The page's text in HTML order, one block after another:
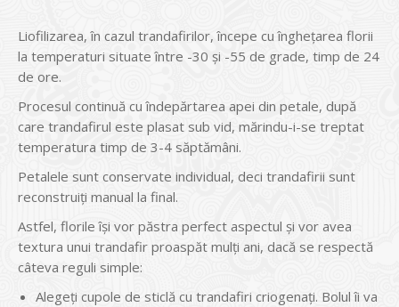
Liofilizarea, în cazul trandafirilor, începe cu îngheţarea florii
la temperaturi situate între -30 şi -55 de grade, timp de 24
de ore.
Procesul continuă cu îndepărtarea apei din petale, după
care trandafirul este plasat sub vid, mărindu-i-se treptat
temperatura timp de 3-4 săptămâni.
Petalele sunt conservate individual, deci trandafirii sunt
reconstruiţi manual la final.
Astfel, florile îşi vor păstra perfect aspectul şi vor avea
textura unui trandafir proaspăt mulţi ani, dacă se respectă
câteva reguli simple:
Alegeţi cupole de sticlă cu trandafiri criogenaţi. Bolul îi va